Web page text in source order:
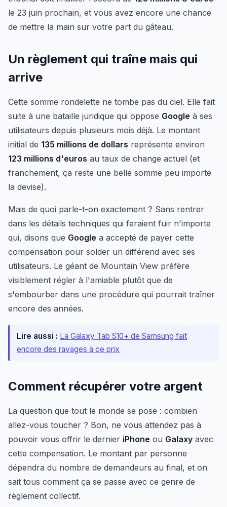
le 23 juin prochain, et vous avez encore une chance
de mettre la main sur votre part du gâteau.
Un règlement qui traîne mais qui
arrive
Cette somme rondelette ne tombe pas du ciel. Elle fait
suite à une bataille juridique qui oppose Google à ses
utilisateurs depuis plusieurs mois déjà. Le montant
initial de 135 millions de dollars représente environ
123 millions d'euros au taux de change actuel (et
franchement, ça reste une belle somme peu importe
la devise).
Mais de quoi parle-t-on exactement ? Sans rentrer
dans les détails techniques qui feraient fuir n'importe
qui, disons que Google a accepté de payer cette
compensation pour solder un différend avec ses
utilisateurs. Le géant de Mountain View préfère
visiblement régler à l'amiable plutôt que de
s'embourber dans une procédure qui pourrait traîner
encore des années.
Lire aussi : La Galaxy Tab S10+ de Samsung fait
encore des ravages à ce prix
Comment récupérer votre argent
La question que tout le monde se pose : combien
allez-vous toucher ? Bon, ne vous attendez pas à
pouvoir vous offrir le dernier iPhone ou Galaxy avec
cette compensation. Le montant par personne
dépendra du nombre de demandeurs au final, et on
sait tous comment ça se passe avec ce genre de
règlement collectif.